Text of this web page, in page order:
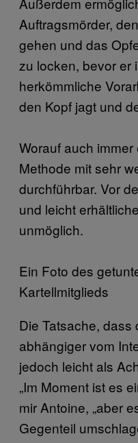
Auftragsmörder,
gehen und das
zu locken, bevor
herkömmliche
den Kopf jagt und
Worauf auch
Methode mit sehr
durchführbar. Vor
und leicht
unmöglich.
Ein Foto des
Kartellmitglieds
Die Tatsache, dass
abhängiger vom
jedoch leicht als
„Im Moment ist es
mir Antoine, „aber
Gegenteil